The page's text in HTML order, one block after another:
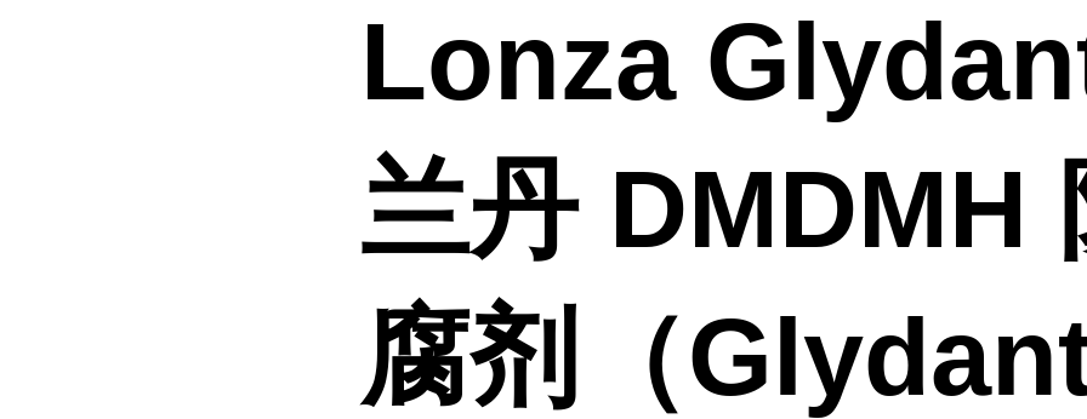
Lonza
兰丹 DMDMH
腐剂（